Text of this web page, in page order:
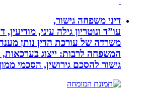
דיני משפחה גישור,
עו”ד ונוטריון גילה עיני, מודיעין,
משרדה של עורכת הדין נותן מענה לכלל
המשפחה לרבות: ייצוג בערכאות,
גישור להסכם גירושין, הסכמי ממון,